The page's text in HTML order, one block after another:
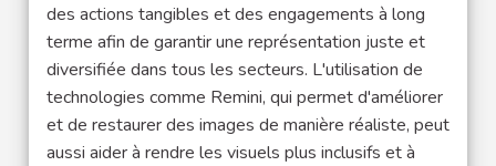
des actions tangibles et des engagements à long
terme afin de garantir une représentation juste et
diversifiée dans tous les secteurs. L'utilisation de
technologies comme Remini, qui permet d'améliorer
et de restaurer des images de manière réaliste, peut
aussi aider à rendre les visuels plus inclusifs et à